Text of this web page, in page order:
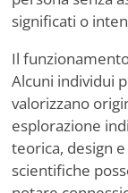
significati o
Il
Alcuni individui
valorizzano
esplorazione
teorica, design
scientifiche